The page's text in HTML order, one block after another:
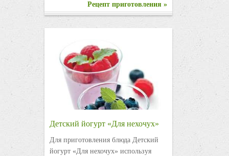
Рецепт приготовления »
Детский йогурт «Для нехочух»
Для приготовления блюда Детский
йогурт «Для нехочух» используя